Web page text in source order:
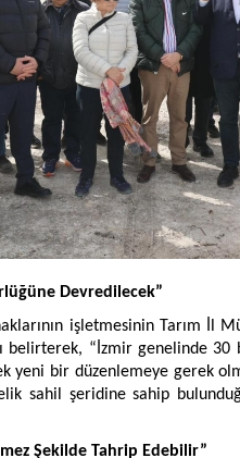
Devredilecek”
işletmesinin Tarım
belirterek, “İzmir genelinde 30
yeni bir düzenlemeye gerek
sahil şeridine sahip
Şekilde Tahrip Edebilir”